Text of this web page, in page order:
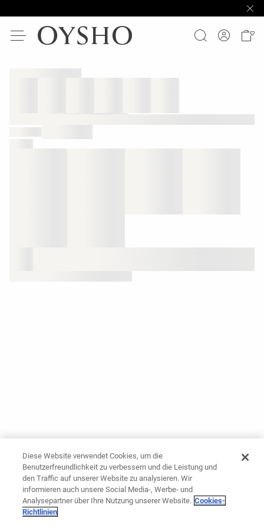
Diese Website verwendet Cookies, um die
Benutzerfreundlichkeit zu verbessern und die Leistung und
den Traffic auf unserer Website zu analysieren. Wir
informieren auch unsere Social Media-, Werbe- und
Analysepartner über Ihre Nutzung unserer Website. Cookies-
Richtlinien